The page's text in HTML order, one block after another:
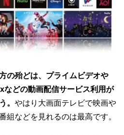
の殆どは、プライムビデオや
どの動画配信サービス利用が
。 やはり大画面テレビで映画や
組などを見れるのは最高です。